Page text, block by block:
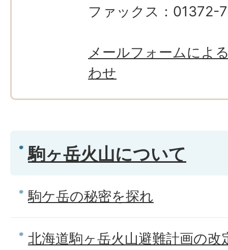
ファックス：01372-
メールフォームによ
わせ
駒ヶ岳火山について
駒ケ岳の秘密を探れ
北海道駒ヶ岳火山避難計画の